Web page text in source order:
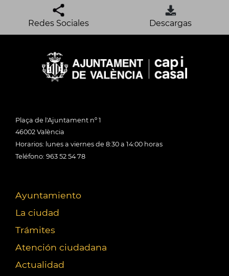
Redes Sociales Descargas
Plaça de l'Ajuntament nº 1
46002 València
Horarios: lunes a viernes de 8:30 a 14:00 horas
Teléfono: 963 52 54 78
Ayuntamiento
La ciudad
Trámites
Atención ciudadana
Actualidad